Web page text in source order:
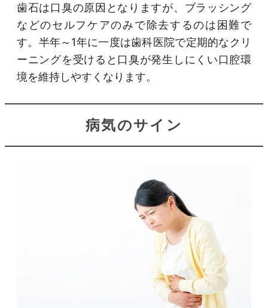
歯石は口臭の原因となりますが、ブラッシング
などのセルフケアのみで除去するのは困難で
す。半年～1年に一度は歯科医院で定期的なクリ
ーニングを受けると口臭が発生しにくい口腔環
境を維持しやすくなります。
病気のサイン